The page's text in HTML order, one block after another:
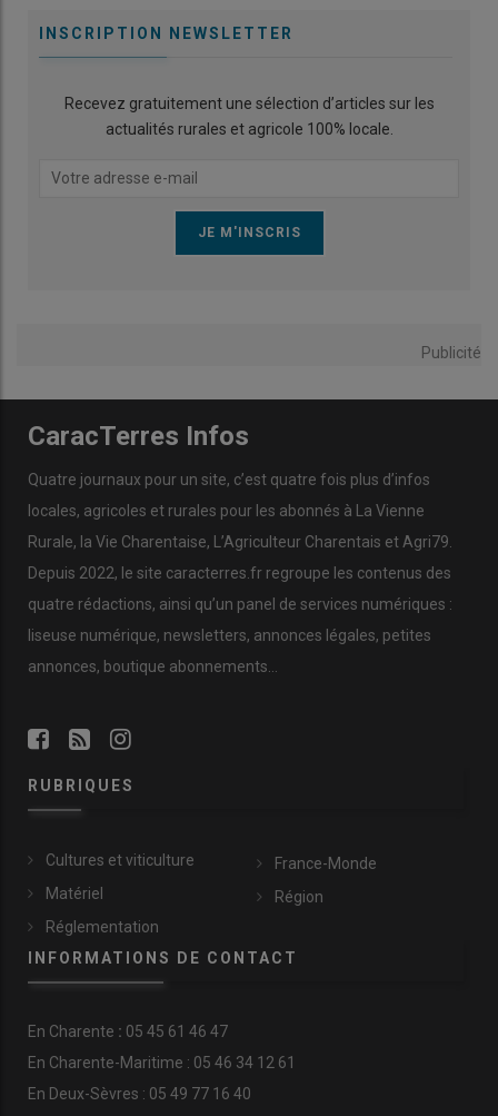
INSCRIPTION NEWSLETTER
Recevez gratuitement une sélection d’articles sur les
actualités rurales et agricole 100% locale.
Publicité
CaracTerres Infos
Quatre journaux pour un site, c’est quatre fois plus d’infos
locales, agricoles et rurales pour les abonnés à La Vienne
Rurale, la Vie Charentaise, L’Agriculteur Charentais et Agri79.
Depuis 2022, le site caracterres.fr regroupe les contenus des
quatre rédactions, ainsi qu’un panel de services numériques :
liseuse numérique, newsletters, annonces légales, petites
annonces, boutique abonnements…
RUBRIQUES
Cultures et viticulture
Matériel
Réglementation
France-Monde
Région
INFORMATIONS DE CONTACT
En Charente : 05 45 61 46 47
En Charente-Maritime : 05 46 34 12 61
En Deux-Sèvres : 05 49 77 16 40